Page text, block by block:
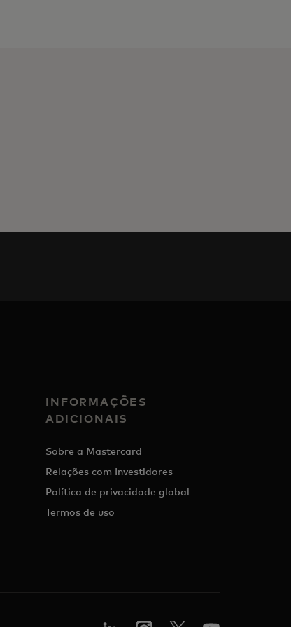
INFORMAÇÕES
ADICIONAIS
Sobre a Mastercard
Relações com Investidores
Política de privacidade global
Termos de uso